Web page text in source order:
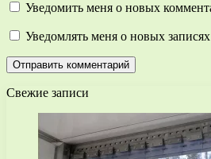
Уведомить меня о новых
Уведомлять меня о новых
Свежие записи